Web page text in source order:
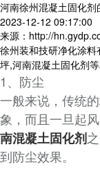
河南徐州混凝土固化剂
2023-12-12 09:17:00
来源：http://
徐州装和技研净化涂
坪,河南混凝土固化剂
1、防尘
一般来说，传统
象，而且一旦起
南混凝土固化剂
到防尘效果。